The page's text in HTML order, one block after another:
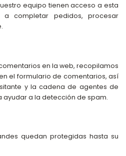
equipo tienen acceso a esta
a completar pedidos, procesar
en la web, recopilamos
el formulario de comentarios, así
y la cadena de agentes de
a la detección de spam.
quedan protegidas hasta su